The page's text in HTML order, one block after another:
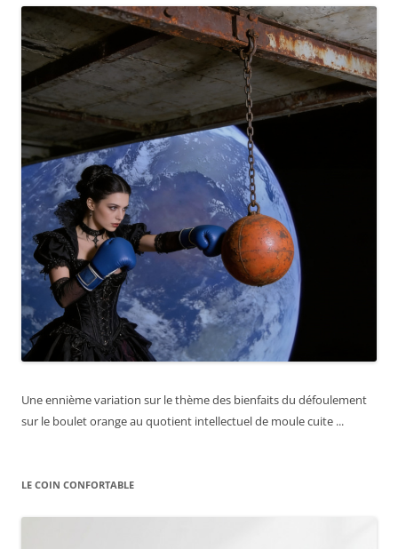
Une ennième variation sur le thème des bienfaits du défoulement
sur le boulet orange au quotient intellectuel de moule cuite ...
LE COIN CONFORTABLE